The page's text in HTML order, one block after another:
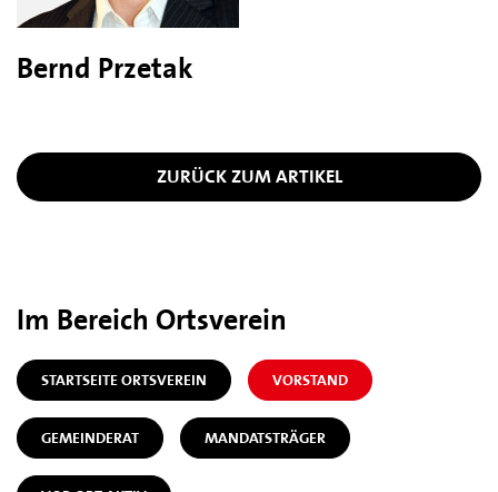
Bernd Przetak
ZURÜCK ZUM ARTIKEL
Im Bereich Ortsverein
STARTSEITE ORTSVEREIN VORSTAND
GEMEINDERAT MANDATSTRÄGER